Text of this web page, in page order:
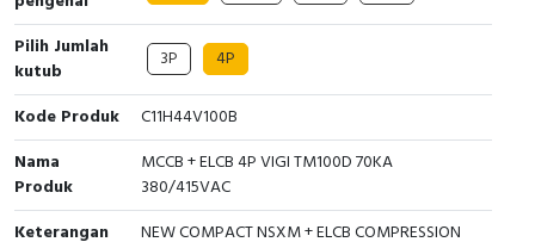
Interactive Flat Panel (IFP)
Extension Power Socket
Vacuum
EcoStruxure Terminal Expert
Pendant / Crane Controller
Panel Kendali
Selector Iluminasi
Flash Buzzers
Terminal Block
Engsel / Hinge
Industrial Plug & Socket
Busbar
Inverter
FRENIC
Electric Motor
Accessories
Testers
Compact Data Loggers
Field Measuring
Pilih Jumlah
kutub
3P 4P
Kode Produk
C11H44V100B
Nama
Produk
MCCB + ELCB 4P VIGI TM100D 70KA
380/415VAC
Keterangan
NEW COMPACT NSXM + ELCB COMPRESSION